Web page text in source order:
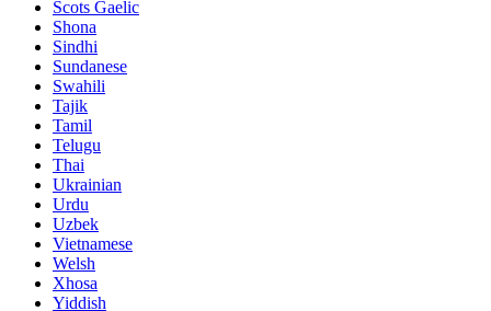
Scots Gaelic
Shona
Sindhi
Sundanese
Swahili
Tajik
Tamil
Telugu
Thai
Ukrainian
Urdu
Uzbek
Vietnamese
Welsh
Xhosa
Yiddish